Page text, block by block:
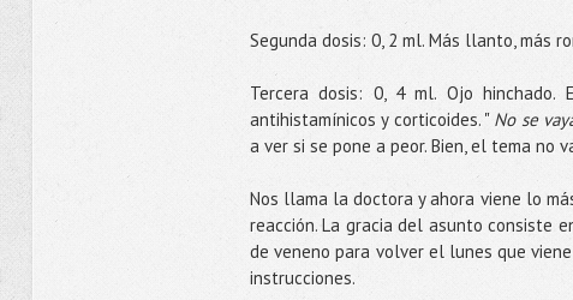
Segunda dosis: 0, 2 ml. Más llanto, más
Tercera dosis: 0, 4 ml. Ojo
antihistamínicos y corticoides. " No se
a ver si se pone a peor. Bien, el tema no
Nos llama la doctora y ahora viene lo
reacción. La gracia del asunto consiste
de veneno para volver el lunes que
instrucciones.